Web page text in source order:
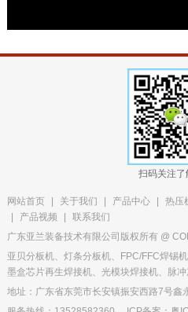
扫码关注了
网站首页 关于我们 产品中心 热压
产品视频
联系我们
广东亚兰装备技术有限公司版权所有 @
亚贝分板机、灯条分板机、FPC/FFC焊锡
墨盒芯片再生焊接机、光模块焊接机、脉
地址：广东省东莞市长安镇振安西路7号鑫